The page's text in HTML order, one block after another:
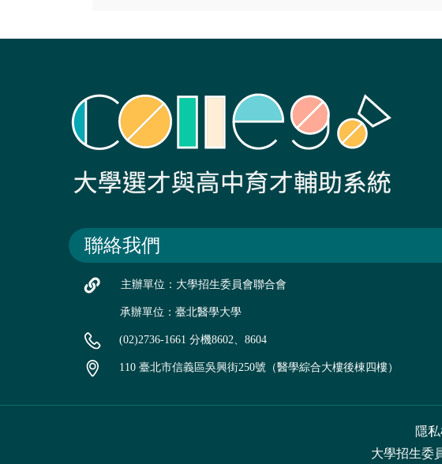
聯絡我們
主辦單位：大學招生委員會聯合會
承辦單位：臺北醫學大學
(02)2736-1661 分機8602、8604
110 臺北市信義區吳興街250號（醫學綜合大樓後棟四樓）
隱
大學招生委